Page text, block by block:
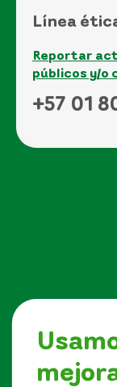
Línea
Reportar
públicos y/o
+57 01